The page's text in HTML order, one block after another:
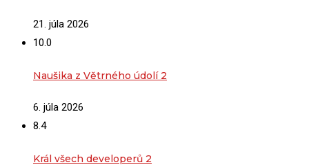
21. júla 2026
10.0
Naušika z Větrného údolí 2
6. júla 2026
8.4
Král všech developerů 2